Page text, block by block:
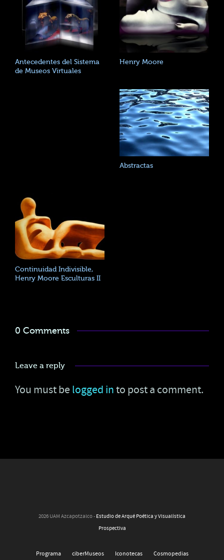
Antecedentes del Sistema
de Museos Virtuales
Henry Moore
Abstractas
Continuidad Indivisible,
Henry Moore Esculturas II
0 Comments
Leave a reply
You must be logged into post a comment.
2026 UAM Azcapotzalco - Estudio de Arqué Poética y Visualística
Prospectiva
Programa ciberMuseos Iconotecas Cosmopedias